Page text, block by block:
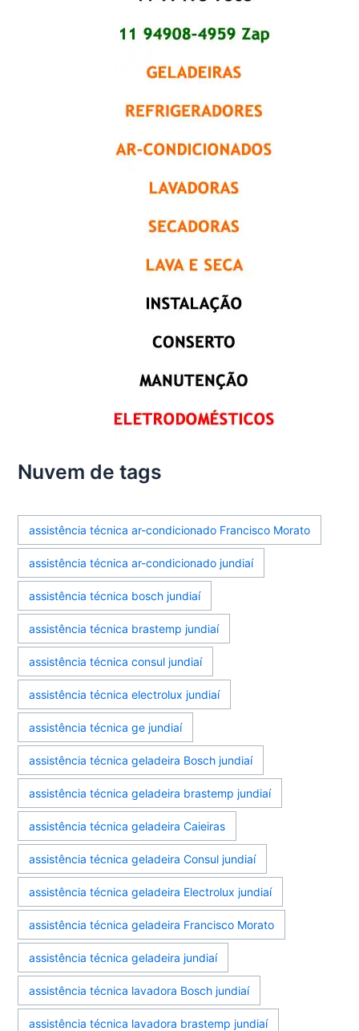
Nuvem de tags
assistência técnica ar-condicionado Francisco Morato
assistência técnica ar-condicionado jundiaí
assistência técnica bosch jundiaí
assistência técnica brastemp jundiaí
assistência técnica consul jundiaí
assistência técnica electrolux jundiaí
assistência técnica ge jundiaí
assistência técnica geladeira Bosch jundiaí
assistência técnica geladeira brastemp jundiaí
assistência técnica geladeira Caieiras
assistência técnica geladeira Consul jundiaí
assistência técnica geladeira Electrolux jundiaí
assistência técnica geladeira Francisco Morato
assistência técnica geladeira jundiaí
assistência técnica lavadora Bosch jundiaí
assistência técnica lavadora brastemp jundiaí